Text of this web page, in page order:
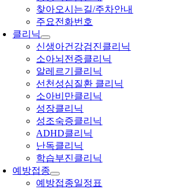
찾아오시는길/주차안내
주요전화번호
클리닉
신생아건강검진클리닉
소아뇌전증클리닉
알레르기클리닉
선천성심질환 클리닉
소아비만클리닉
성장클리닉
성조숙증클리닉
ADHD클리닉
난독클리닉
학습부진클리닉
예방접종
예방접종일정표